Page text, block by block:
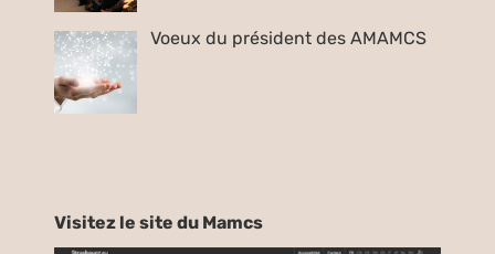
Voeux du président des AMAMCS
Visitez le site du Mamcs